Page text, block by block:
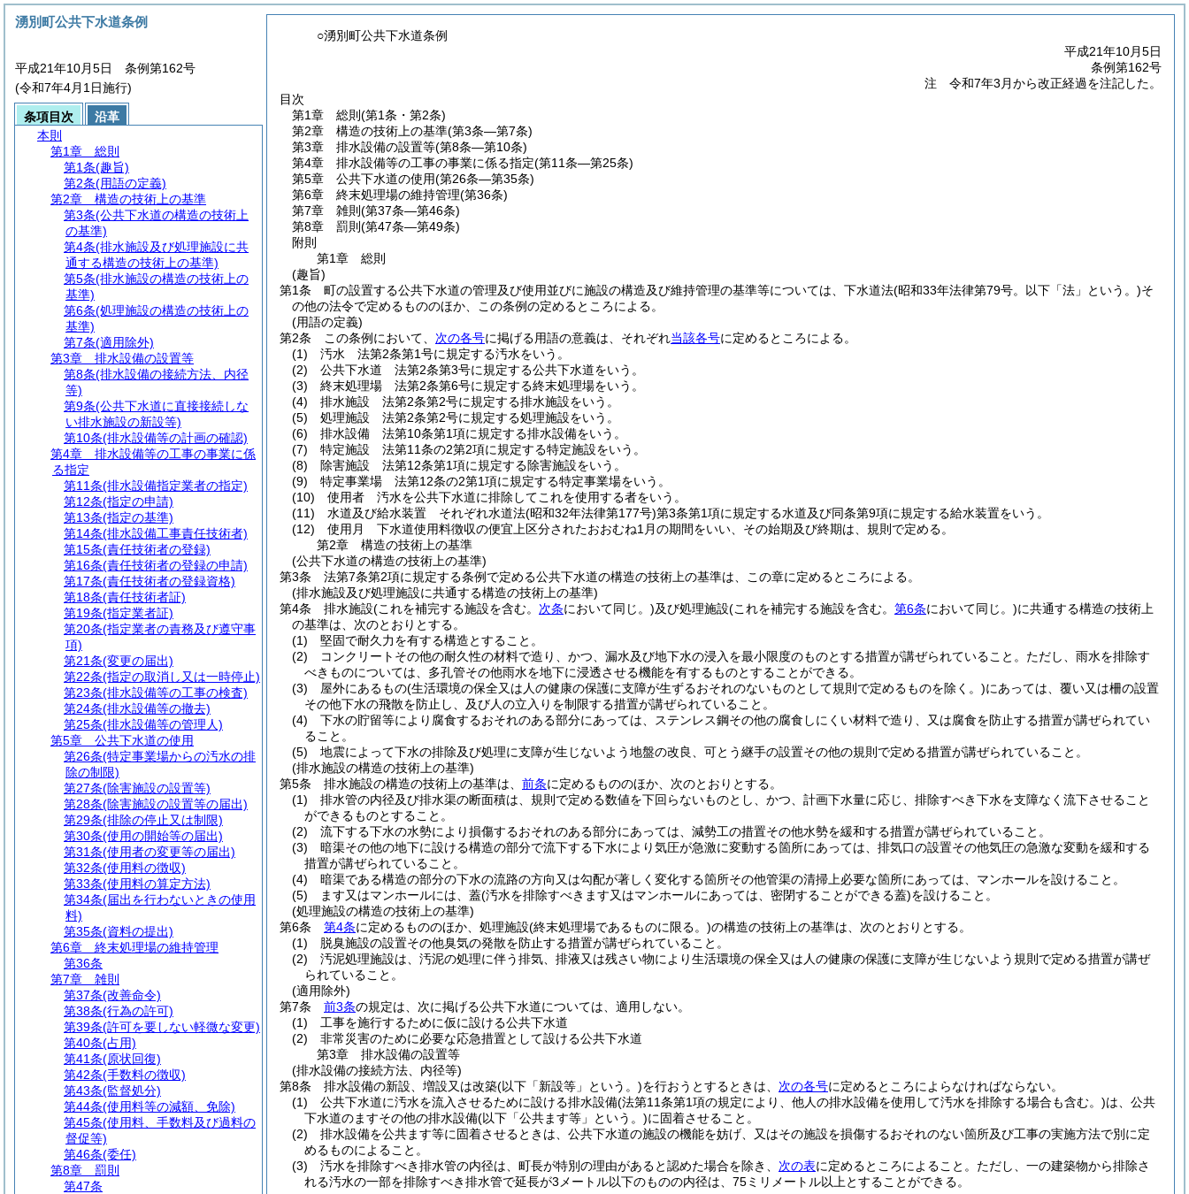
○湧別町公共下水道条例
平成21年10月5日
条例第162号
注 令和7年3月から改正経過を注記した。
目次
第1章
総則 (第1条・第2条)
第2章
構造の技術上の基準(第3条―第7条)
第3章
排水設備の設置等(第8条―第10条)
第4章
排水設備等の工事の事業に係る指定(第11条―第25条)
第5章
公共下水道の使用(第26条―第35条)
第6章
終末処理場の維持管理(第36条)
第7章
雑則 (第37条―第46条)
第8章
罰則 (第47条―第49条)
附則
第1章
総則
(趣旨)
第1条
町の設置する公共下水道の管理及び使用並びに施設の構造及び維持管理の基準等については、下水道法(昭和33年法律第79号。以下「法」という。)そ
の他の法令で定めるもののほか、この条例の定めるところによる。
(用語の定義)
第2条
この条例において、 次の各号に掲げる用語の意義は、それぞれ当該各号に定めるところによる。
(1)
汚水 法第2条第1号に規定する汚水をいう。
(2)
公共下水道 法第2条第3号に規定する公共下水道をいう。
(3)
終末処理場 法第2条第6号に規定する終末処理場をいう。
(4)
排水施設 法第2条第2号に規定する排水施設をいう。
(5)
処理施設 法第2条第2号に規定する処理施設をいう。
(6)
排水設備 法第10条第1項に規定する排水設備をいう。
(7)
特定施設 法第11条の2第2項に規定する特定施設をいう。
(8)
除害施設 法第12条第1項に規定する除害施設をいう。
(9)
特定事業場 法第12条の2第1項に規定する特定事業場をいう。
(10)
使用者 汚水を公共下水道に排除してこれを使用する者をいう。
(11)
水道及び給水装置 それぞれ水道法(昭和32年法律第177号)第3条第1項に規定する水道及び同条第9項に規定する給水装置をいう。
(12)
使用月 下水道使用料徴収の便宜上区分されたおおむね1月の期間をいい、その始期及び終期は、規則で定める。
第2章
構造の技術上の基準
(公共下水道の構造の技術上の基準)
第3条
法第7条第2項に規定する条例で定める公共下水道の構造の技術上の基準は、この章に定めるところによる。
(排水施設及び処理施設に共通する構造の技術上の基準)
第4条
排水施設(これを補完する施設を含む。 次条において同じ。)及び処理施設(これを補完する施設を含む。 第6条において同じ。)に共通する構造の技術上
の基準は、次のとおりとする。
(1)
堅固で耐久力を有する構造とすること。
(2)
コンクリートその他の耐久性の材料で造り、かつ、漏水及び地下水の浸入を最小限度のものとする措置が講ぜられていること。 ただし、雨水を排除す
べきものについては、多孔管その他雨水を地下に浸透させる機能を有するものとすることができる。
(3)
屋外にあるもの(生活環境の保全又は人の健康の保護に支障が生ずるおそれのないものとして規則で定めるものを除く。)にあっては、覆い又は柵の設置
その他下水の飛散を防止し、及び人の立入りを制限する措置が講ぜられていること。
(4)
下水の貯留等により腐食するおそれのある部分にあっては、ステンレス鋼その他の腐食しにくい材料で造り、又は腐食を防止する措置が講ぜられてい
ること。
(5)
地震によって下水の排除及び処理に支障が生じないよう地盤の改良、可とう継手の設置その他の規則で定める措置が講ぜられていること。
(排水施設の構造の技術上の基準)
第5条
排水施設の構造の技術上の基準は、 前条に定めるもののほか、次のとおりとする。
(1)
排水管の内径及び排水渠の断面積は、規則で定める数値を下回らないものとし、かつ、計画下水量に応じ、排除すべき下水を支障なく流下させること
ができるものとすること。
(2)
流下する下水の水勢により損傷するおそれのある部分にあっては、減勢工の措置その他水勢を緩和する措置が講ぜられていること。
(3)
暗渠その他の地下に設ける構造の部分で流下する下水により気圧が急激に変動する箇所にあっては、排気口の設置その他気圧の急激な変動を緩和する
措置が講ぜられていること。
(4)
暗渠である構造の部分の下水の流路の方向又は勾配が著しく変化する箇所その他管渠の清掃上必要な箇所にあっては、マンホールを設けること。
(5)
ます又はマンホールには、蓋(汚水を排除すべきます又はマンホールにあっては、密閉することができる蓋)を設けること。
(処理施設の構造の技術上の基準)
第6条
第4条に定めるもののほか、処理施設(終末処理場であるものに限る。)の構造の技術上の基準は、次のとおりとする。
(1)
脱臭施設の設置その他臭気の発散を防止する措置が講ぜられていること。
(2)
汚泥処理施設は、汚泥の処理に伴う排気、排液又は残さい物により生活環境の保全又は人の健康の保護に支障が生じないよう規則で定める措置が講ぜ
られていること。
(適用除外)
第7条
前3条の規定は、次に掲げる公共下水道については、適用しない。
(1)
工事を施行するために仮に設ける公共下水道
(2)
非常災害のために必要な応急措置として設ける公共下水道
第3章
排水設備の設置等
(排水設備の接続方法、内径等)
第8条
排水設備の新設、増設又は改築(以下「新設等」という。)を行おうとするときは、 次の各号に定めるところによらなければならない。
(1)
公共下水道に汚水を流入させるために設ける排水設備(法第11条第1項の規定により、他人の排水設備を使用して汚水を排除する場合も含む。)は、公共
下水道のますその他の排水設備(以下「公共ます等」という。)に固着させること。
(2)
排水設備を公共ます等に固着させるときは、公共下水道の施設の機能を妨げ、又はその施設を損傷するおそれのない箇所及び工事の実施方法で別に定
めるものによること。
(3)
汚水を排除すべき排水管の内径は、町長が特別の理由があると認めた場合を除き、 次の表に定めるところによること。 ただし、一の建築物から排除さ
れる汚水の一部を排除すべき排水管で延長が3メートル以下のものの内径は、75ミリメートル以上とすることができる。
湧別町公共下水道条例
平成21年10月5日 条例第162号
(令和7年4月1日施行)
条項目次
沿革
本則
第1章
総則
第1条(趣旨)
第2条(用語の定義)
第2章
構造の技術上の基準
第3条(公共下水道の構造の技術上
の基準)
第4条(排水施設及び処理施設に共
通する構造の技術上の基準)
第5条(排水施設の構造の技術上の
基準)
第6条(処理施設の構造の技術上の
基準)
第7条(適用除外)
第3章
排水設備の設置等
第8条(排水設備の接続方法、内径
等)
第9条(公共下水道に直接接続しな
い排水施設の新設等)
第10条(排水設備等の計画の確認)
第4章
排水設備等の工事の事業に係
る指定
第11条(排水設備指定業者の指定)
第12条(指定の申請)
第13条(指定の基準)
第14条(排水設備工事責任技術者)
第15条(責任技術者の登録)
第16条(責任技術者の登録の申請)
第17条(責任技術者の登録資格)
第18条(責任技術者証)
第19条(指定業者証)
第20条(指定業者の責務及び遵守事
項)
第21条(変更の届出)
第22条(指定の取消し又は一時停止)
第23条(排水設備等の工事の検査)
第24条(排水設備等の撤去)
第25条(排水設備等の管理人)
第5章
公共下水道の使用
第26条(特定事業場からの汚水の排
除の制限)
第27条(除害施設の設置等)
第28条(除害施設の設置等の届出)
第29条(排除の停止又は制限)
第30条(使用の開始等の届出)
第31条(使用者の変更等の届出)
第32条(使用料の徴収)
第33条(使用料の算定方法)
第34条(届出を行わないときの使用
料)
第35条(資料の提出)
第6章
終末処理場の維持管理
第36条
第7章
雑則
第37条(改善命令)
第38条(行為の許可)
第39条(許可を要しない軽微な変更)
第40条(占用)
第41条(原状回復)
第42条(手数料の徴収)
第43条(監督処分)
第44条(使用料等の減額、免除)
第45条(使用料、手数料及び過料の
督促等)
第46条(委任)
第8章
罰則
第47条